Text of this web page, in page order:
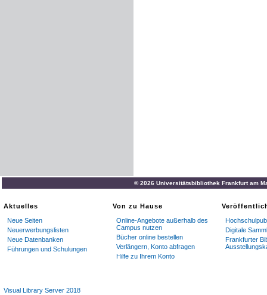
© 2026 Universitätsbibliothek Frankfurt am
Aktuelles
Neue Seiten
Neuerwerbungslisten
Neue Datenbanken
Führungen und Schulungen
Von zu Hause
Online-Angebote außerhalb des
Campus nutzen
Bücher online bestellen
Verlängern, Konto abfragen
Hilfe zu Ihrem Konto
Digitale
Frankfurter
Visual Library Server 2018